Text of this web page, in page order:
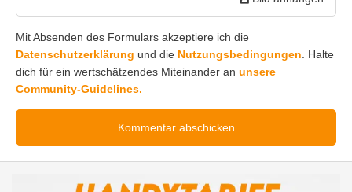
Mit Absenden des Formulars akzeptiere ich die
Datenschutzerklärung und die Nutzungsbedingungen. Halte
dich für ein wertschätzendes Miteinander an unsere
Community-Guidelines.